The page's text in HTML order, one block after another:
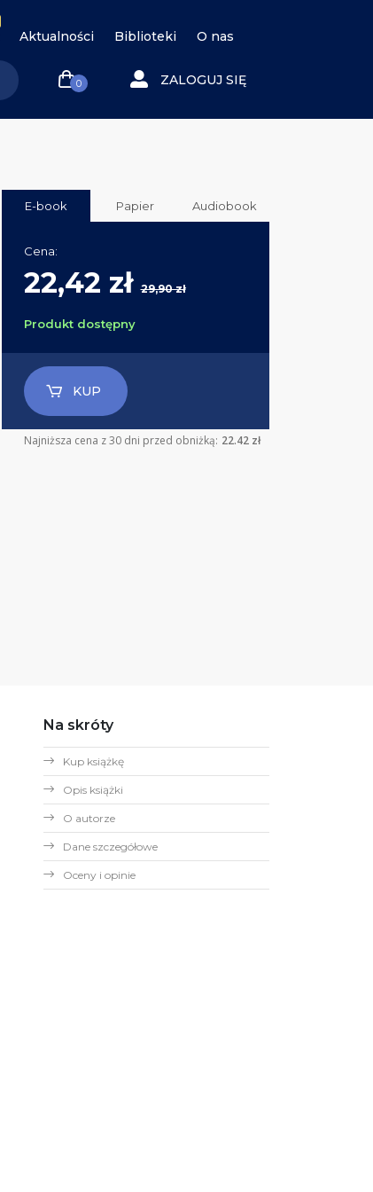
Aktualności Biblioteki O nas
0 ZALOGUJ SIĘ
E-book Papier Audiobook
Cena:
22,42 zł29,90 zł
Produkt dostępny
KUP
Najniższa cena z 30 dni przed obniżką: 22.42 zł
Na skróty
Kup książkę
Opis książki
O autorze
Dane szczegółowe
Oceny i opinie